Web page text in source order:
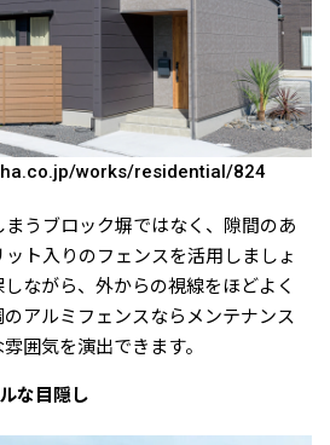
works/residential/824
うブロック塀ではなく、隙間のあ
ト入りのフェンスを活用しましょ
ながら、外からの視線をほどよく
アルミフェンスならメンテナンス
囲気を演出できます。
な目隠し